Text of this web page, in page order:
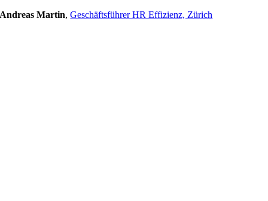
Andreas Martin,Geschäftsführer HR Effizienz, Zürich